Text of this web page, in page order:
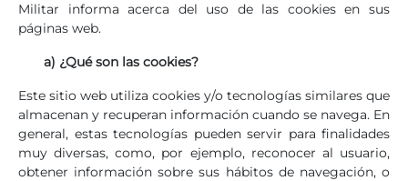
Militar informa acerca del uso de las cookies en sus
páginas web.
a) ¿Qué son las cookies?
Este sitio web utiliza cookies y/o tecnologías similares que
almacenan y recuperan información cuando se navega. En
general, estas tecnologías pueden servir para finalidades
muy diversas, como, por ejemplo, reconocer al usuario,
obtener información sobre sus hábitos de navegación, o